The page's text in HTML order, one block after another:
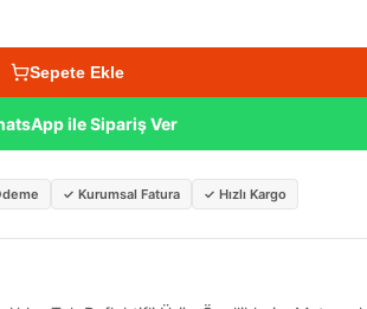
Sepete Ekle
ile Sipariş Ver
✓ Kurumsal Fatura ✓ Hızlı Kargo